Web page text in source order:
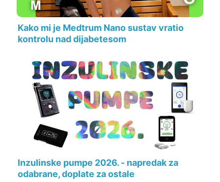
Kako mi je Medtrum Nano sustav vratio
kontrolu nad dijabetesom
Inzulinske pumpe 2026. - napredak za
odabrane, doplate za ostale